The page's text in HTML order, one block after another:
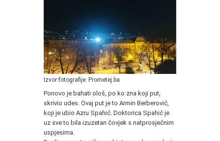
Izvor fotografije: Prometej.ba
Ponovo je bahati ološ, po ko zna koji put,
skrivio udes. Ovaj put je to Armin Berberović,
koji je ubio Azru Spahić. Doktorica Spahić je
uz sve to bila izuzetan čovjek s natprosječnim
uspjesima.